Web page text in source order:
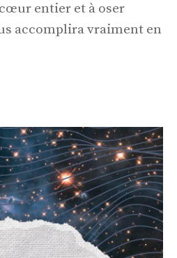
entier et à oser
accomplira vraiment en